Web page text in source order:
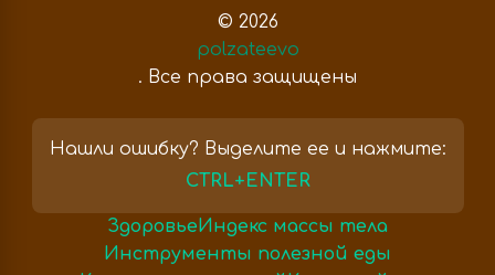
© 2026
polzateevo
. Все права защищены
Нашли ошибку? Выделите ее и нажмите:
CTRL+ENTER
Здоровье Индекс массы тела
Инструменты полезной еды